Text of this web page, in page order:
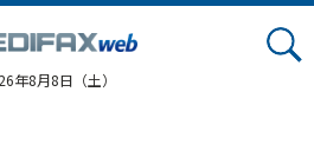
年8月8日（土）